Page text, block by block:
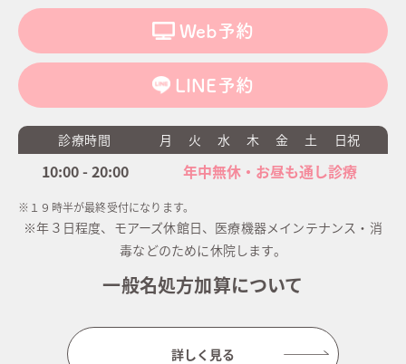
Web予約
LINE予約
診療時間 月 火 水 木 金 土 日祝
10:00 - 20:00 年中無休・お昼も通し診療
※１９時半が最終受付になります。
※年３日程度、モアーズ休館日、医療機器メインテナンス・消
毒などのために休院します。
一般名処方加算について
詳しく見る